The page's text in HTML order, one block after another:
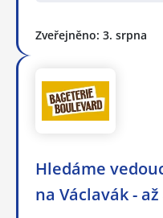
Zveřejněno: 3. srpna
Hledáme
na Václavák - až